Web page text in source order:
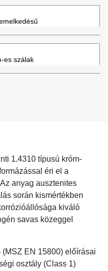
es szálak
1.4310 típusú króm-
éri el a
anyag ausztenites
során kismértékben
kiváló
savas közeggel
EN 15800) előírásai
osztály (Class 1)